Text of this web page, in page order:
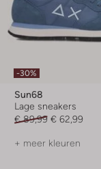
-30%
Sun68
Lage sneakers
€ 89,99 € 62,99
+ meer kleuren